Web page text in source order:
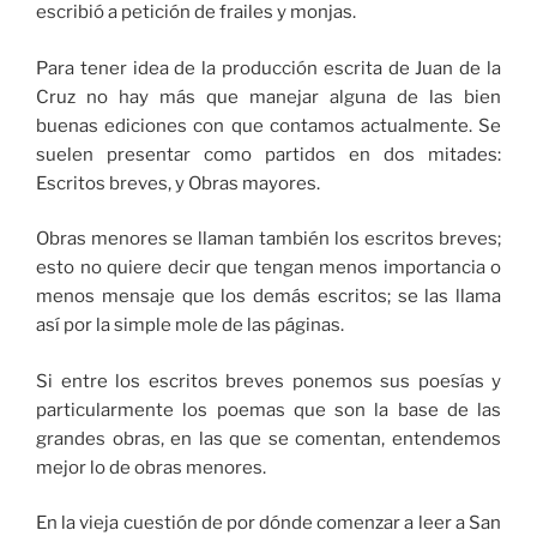
escribió a petición de frailes y monjas.
Para tener idea de la producción escrita de Juan de la
Cruz no hay más que manejar alguna de las bien
buenas ediciones con que contamos actualmente. Se
suelen presentar como partidos en dos mitades:
Escritos breves, y Obras mayores.
Obras menores se llaman también los escritos breves;
esto no quiere decir que tengan menos importancia o
menos mensaje que los demás escritos; se las llama
así por la simple mole de las páginas.
Si entre los escritos breves ponemos sus poesías y
particularmente los poemas que son la base de las
grandes obras, en las que se comentan, entendemos
mejor lo de obras menores.
En la vieja cuestión de por dónde comenzar a leer a San